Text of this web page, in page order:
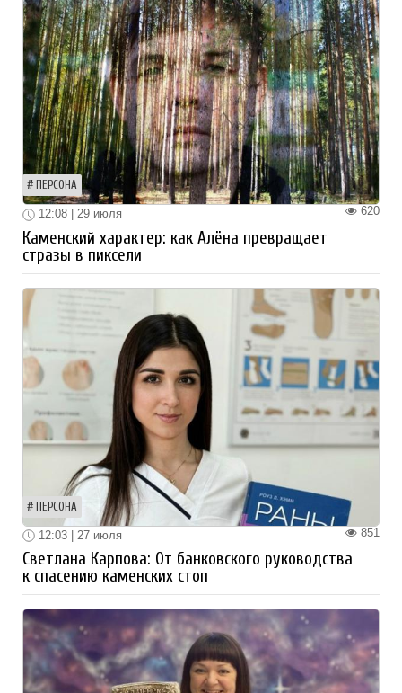
ПЕРСОНА
620
12:08 | 29 июля
Каменский характер: как Алёна превращает
стразы в пиксели
ПЕРСОНА
851
12:03 | 27 июля
Светлана Карпова: От банковского руководства
к спасению каменских стоп